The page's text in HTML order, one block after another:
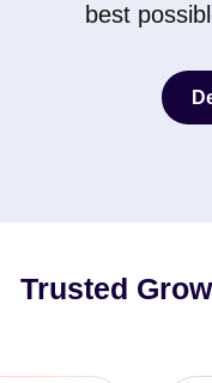
best
Trusted